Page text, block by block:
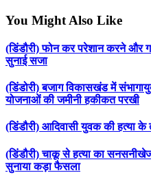
You Might Also Like
(डिंडौरी) फोन कर परेशान करने और
सुनाई सजा
(डिंडोरी) बजाग विकासखंड में
योजनाओं की जमीनी हकीकत परखी
(डिंडौरी) आदिवासी युवक की हत्या के
(डिंडौरी) चाकू से हत्या का
सुनाया कड़ा फैसला